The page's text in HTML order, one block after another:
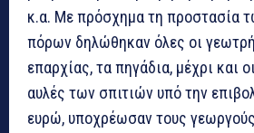
κ.α. Με πρόσχημα τη προστασία
πόρων δηλώθηκαν όλες οι
επαρχίας, τα πηγάδια, μέχρι και
αυλές των σπιτιών υπό την
ευρώ, υποχρέωσαν τους